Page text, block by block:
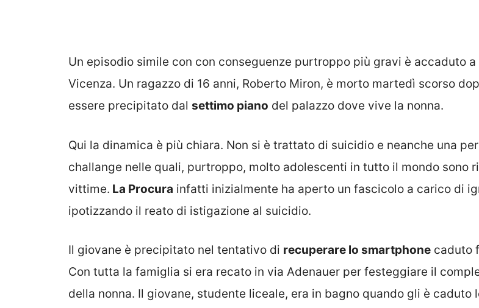
Un episodio simile con con conseguenze purtroppo più gravi è accaduto a
Vicenza. Un ragazzo di 16 anni, Roberto Miron, è morto martedì scorso
essere precipitato dal settimo piano del palazzo dove vive la nonna.
Qui la dinamica è più chiara. Non si è trattato di suicidio e neanche una
challange nelle quali, purtroppo, molto adolescenti in tutto il mondo sono
vittime. La Procura infatti inizialmente ha aperto un fascicolo a carico di
ipotizzando il reato di istigazione al suicidio.
Il giovane è precipitato nel tentativo di recuperare lo smartphone caduto
Con tutta la famiglia si era recato in via Adenauer per festeggiare il
della nonna. Il giovane, studente liceale, era in bagno quando gli è caduto